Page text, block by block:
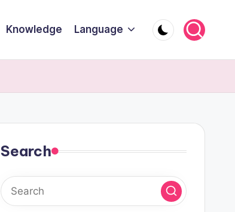
Knowledge Language
Search